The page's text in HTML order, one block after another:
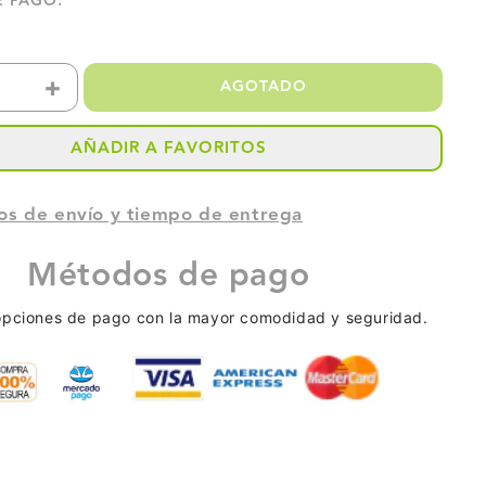
Aumentar
cantidad
PET
BLANCO
BRILLANTE
ADH
+ AGOTADO
AÑADIR A FAVORITOS
de envío y tiempo de entrega
Métodos de pago
de pago con la mayor comodidad y seguridad.